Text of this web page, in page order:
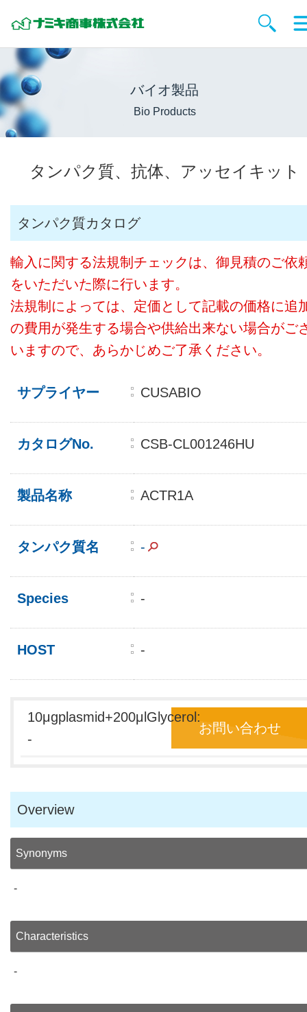
バイオ製品
Bio Products
タンパク質、抗体、アッセイキット
タンパク質カタログ
輸入に関する法規制チェックは、御見積のご依
をいただいた際に行います。
法規制によっては、定価として記載の価格に追
の費用が発生する場合や供給出来ない場合がご
いますので、あらかじめご了承ください。
サプライヤー CUSABIO
カタログNo. CSB-CL001246HU
製品名称 ACTR1A
タンパク質名 -
Species -
HOST -
10μgplasmid+200μlGlycerol:
-
お問い合わせ
Overview
Synonyms
-
Characteristics
-